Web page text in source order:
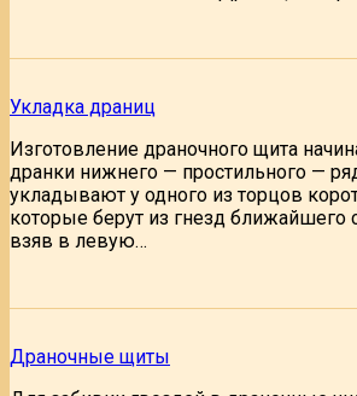
Укладка драниц
Изготовление драночного щита
дранки нижнего — простильного —
укладывают у одного из торцов
которые берут из гнезд ближайшего
взяв в левую…
Драночные щиты